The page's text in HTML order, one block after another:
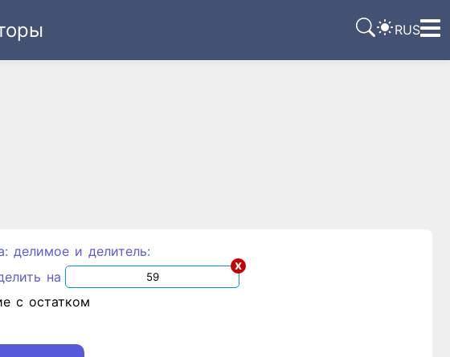
RUS
делимое и делитель:
на
x
с остатком